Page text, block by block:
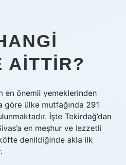
AITTIR?
en önemli yemeklerinden
göre ülke mutfağında 291
İşte Tekirdağ’dan
en meşhur ve lezzetli
denildiğinde akla ilk